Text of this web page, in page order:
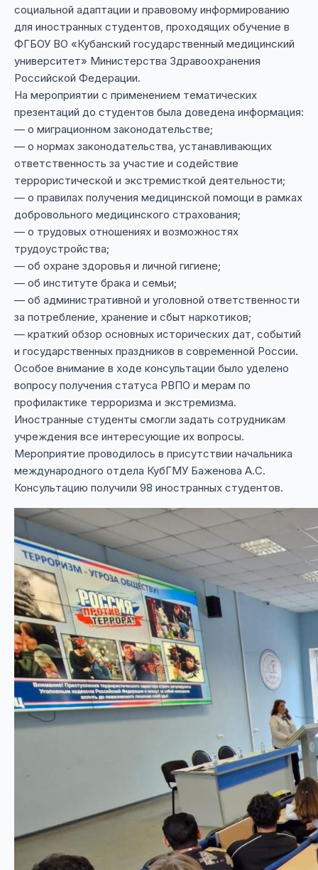
социальной адаптации и правовому информированию
для иностранных студентов, проходящих обучение в
ФГБОУ ВО «Кубанский государственный медицинский
университет» Министерства Здравоохранения
Российской Федерации.
На мероприятии с применением тематических
презентаций до студентов была доведена информация:
— о миграционном законодательстве;
— о нормах законодательства, устанавливающих
ответственность за участие и содействие
террористической и экстремисткой деятельности;
— о правилах получения медицинской помощи в рамках
добровольного медицинского страхования;
— о трудовых отношениях и возможностях
трудоустройства;
— об охране здоровья и личной гигиене;
— об институте брака и семьи;
— об административной и уголовной ответственности
за потребление, хранение и сбыт наркотиков;
— краткий обзор основных исторических дат, событий
и государственных праздников в современной России.
Особое внимание в ходе консультации было уделено
вопросу получения статуса РВПО и мерам по
профилактике терроризма и экстремизма.
Иностранные студенты смогли задать сотрудникам
учреждения все интересующие их вопросы.
Мероприятие проводилось в присутствии начальника
международного отдела КубГМУ Баженова А.С.
Консультацию получили 98 иностранных студентов.